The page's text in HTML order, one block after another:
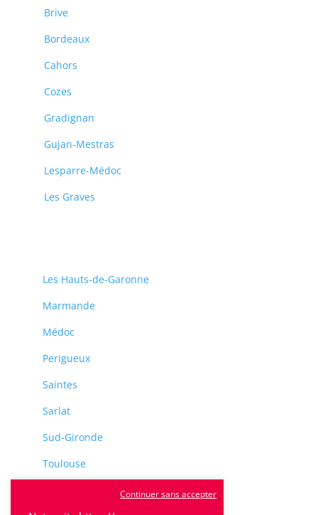
Brive
Bordeaux
Cahors
Cozes
Gradignan
Gujan-Mestras
Lesparre-Médoc
Les Graves
Les Hauts-de-Garonne
Marmande
Médoc
Perigueux
Saintes
Sarlat
Sud-Gironde
Toulouse
Continuer sans accepter